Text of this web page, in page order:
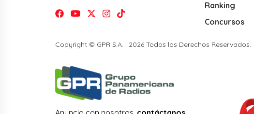
Ranking
Concursos
Copyright © GPR S.A. | 2026 Todos los Derechos Reservados.